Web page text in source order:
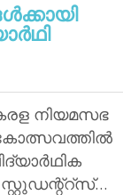
നിയമസഭ